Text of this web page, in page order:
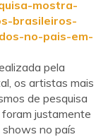
mostra-
brasileiros-
no-pais-em-
pela
os artistas mais
de pesquisa
justamente
no país